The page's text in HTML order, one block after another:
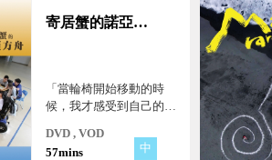
寄居蟹的諾亞方舟
「當輪椅開始移動的時
候，我才感受到自己的存
DVD , VOD
57mins
中